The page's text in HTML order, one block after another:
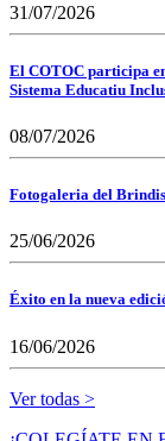
31/07/2026
El COTOC participa
Sistema Educatiu
08/07/2026
Fotogaleria del
25/06/2026
Éxito en la nueva
16/06/2026
Ver todas >